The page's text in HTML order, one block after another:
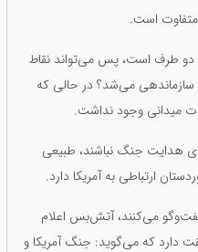
متفاوت است.
دو طرف است، پس می‌تواند نقاط
سازماندهی می‌شد؟ در حالی که
میدانی وجود نداشت.
هدایت جنگ نباشند، طبیعی
ارتباطی به آمریکا دارد.
گفت‌وگو می‌کنند، آتش‌بس اعلام
دارد که می‌گوید: جنگ آمریکا و